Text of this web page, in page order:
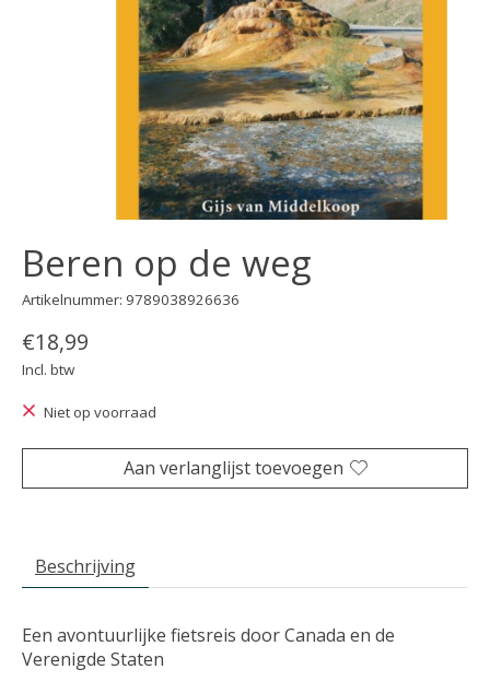
Beren op de weg
Artikelnummer: 9789038926636
€18,99
Incl. btw
Niet op voorraad
Aan verlanglijst toevoegen
Beschrijving
Een avontuurlijke fietsreis door Canada en de
Verenigde Staten